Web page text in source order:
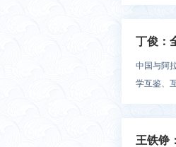
丁俊：
中国与阿
学互鉴、
王铁铮